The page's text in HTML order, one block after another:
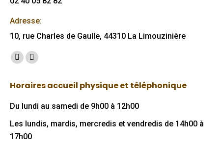
Adresse:
10, rue Charles de Gaulle, 44310 La Limouzinière
Trouvez nous sur :
Facebook
opens
in
window
Mail
opens
in
window
Horaires accueil physique et téléphonique
Du lundi au samedi de 9h00 à 12h00
Les lundis, mardis, mercredis et vendredis de 14h00 à
17h00